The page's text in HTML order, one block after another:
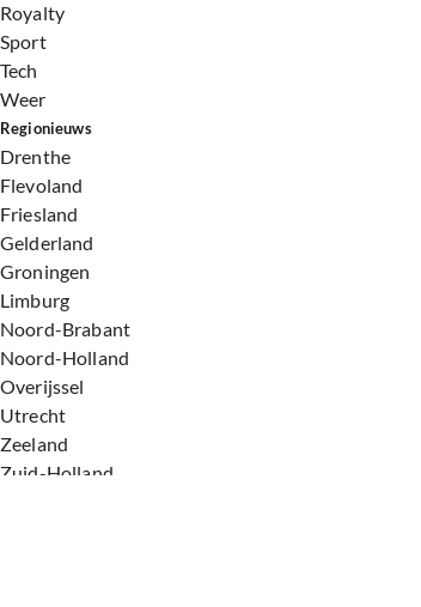
Royalty
Sport
Tech
Weer
Regionieuws
Drenthe
Flevoland
Friesland
Gelderland
Groningen
Limburg
Noord-Brabant
Noord-Holland
Overijssel
Utrecht
Zeeland
Zuid-Holland